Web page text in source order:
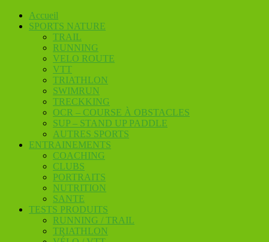
Accueil
SPORTS NATURE
TRAIL
RUNNING
VELO ROUTE
VTT
TRIATHLON
SWIMRUN
TRECKKING
OCR – COURSE À OBSTACLES
SUP – STAND UP PADDLE
AUTRES SPORTS
ENTRAINEMENTS
COACHING
CLUBS
PORTRAITS
NUTRITION
SANTE
TESTS PRODUITS
RUNNING / TRAIL
TRIATHLON